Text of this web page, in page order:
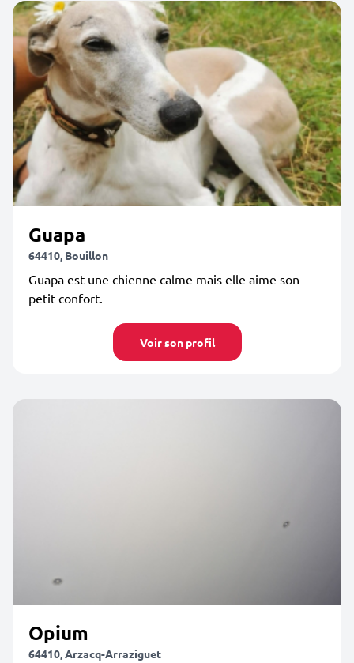
Guapa
64410, Bouillon
Guapa est une chienne calme mais elle aime son
petit confort.
Voir son profil
Opium
64410, Arzacq-Arraziguet